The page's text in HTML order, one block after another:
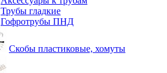
Трубы гладкие
Гофротрубы ПНД
Скобы пластиковые, хомуты